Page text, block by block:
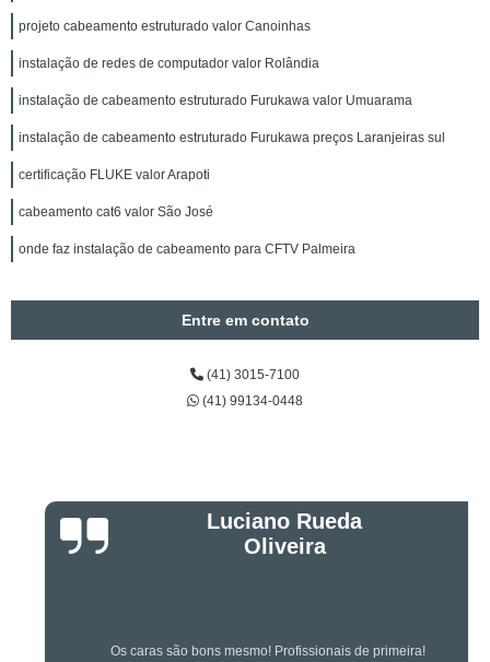
projeto cabeamento estruturado valor Canoinhas
instalação de redes de computador valor Rolândia
instalação de cabeamento estruturado Furukawa valor Umuarama
instalação de cabeamento estruturado Furukawa preços Laranjeiras sul
certificação FLUKE valor Arapoti
cabeamento cat6 valor São José
onde faz instalação de cabeamento para CFTV Palmeira
Entre em contato
(41) 3015-7100
(41) 99134-0448
Luciano Rueda
Oliveira
Os caras são bons mesmo! Profissionais de primeira!